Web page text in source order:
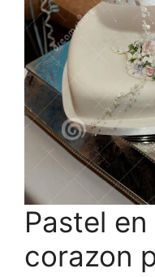
Pastel
corazon